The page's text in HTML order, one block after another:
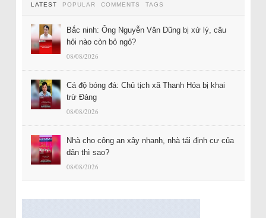
LATEST POPULAR COMMENTS TAGS
Bắc ninh: Ông Nguyễn Văn Dũng bị xử lý, câu
hỏi nào còn bỏ ngỏ?
08/08/2026
Cá độ bóng đá: Chủ tịch xã Thanh Hóa bị khai
trừ Đảng
08/08/2026
Nhà cho công an xây nhanh, nhà tái định cư của
dân thì sao?
08/08/2026